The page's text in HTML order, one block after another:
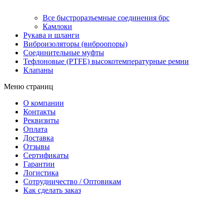
Все быстроразъемные соединения брс
Камлоки
Рукава и шланги
Виброизоляторы (виброопоры)
Соединительные муфты
Тефлоновые (PTFE) высокотемпературные ремни
Клапаны
Меню страниц
О компании
Контакты
Реквизиты
Оплата
Доставка
Отзывы
Сертификаты
Гарантии
Логистика
Сотрудничество / Оптовикам
Как сделать заказ